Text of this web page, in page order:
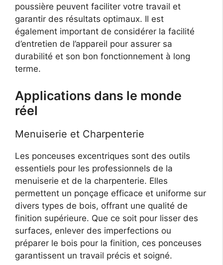
poussière peuvent faciliter votre travail et
garantir des résultats optimaux. Il est
également important de considérer la facilité
d’entretien de l’appareil pour assurer sa
durabilité et son bon fonctionnement à long
terme.
Applications dans le monde
réel
Menuiserie et Charpenterie
Les ponceuses excentriques sont des outils
essentiels pour les professionnels de la
menuiserie et de la charpenterie. Elles
permettent un ponçage efficace et uniforme sur
divers types de bois, offrant une qualité de
finition supérieure. Que ce soit pour lisser des
surfaces, enlever des imperfections ou
préparer le bois pour la finition, ces ponceuses
garantissent un travail précis et soigné.